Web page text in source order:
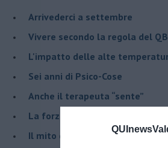
​Arrivederci a settembre
​Vivere secondo la regola del
​L'impatto delle alte
Sei anni di Psico-Cose
​Anche il terapeuta “sente”
​La forza silenziosa dell'impegno
​Il mito della madre leonessa